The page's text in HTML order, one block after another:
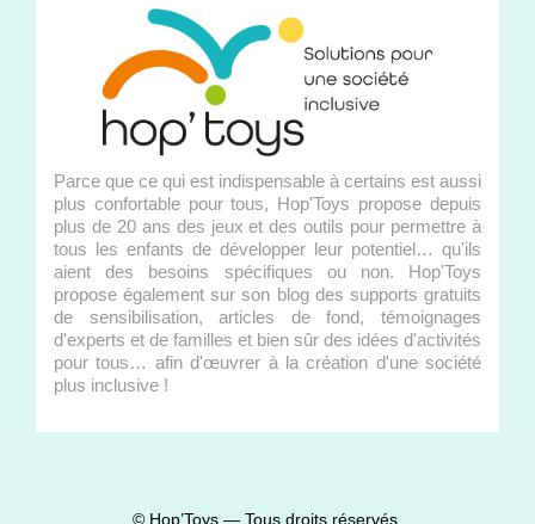
Parce que ce qui est indispensable à certains est aussi
plus confortable pour tous, Hop'Toys propose depuis
plus de 20 ans des jeux et des outils pour permettre à
tous les enfants de développer leur potentiel… qu'ils
aient des besoins spécifiques ou non. Hop'Toys
propose également sur son blog des supports gratuits
de sensibilisation, articles de fond, témoignages
d'experts et de familles et bien sûr des idées d'activités
pour tous… afin d'œuvrer à la création d'une société
plus inclusive !
© Hop’Toys — Tous droits réservés.